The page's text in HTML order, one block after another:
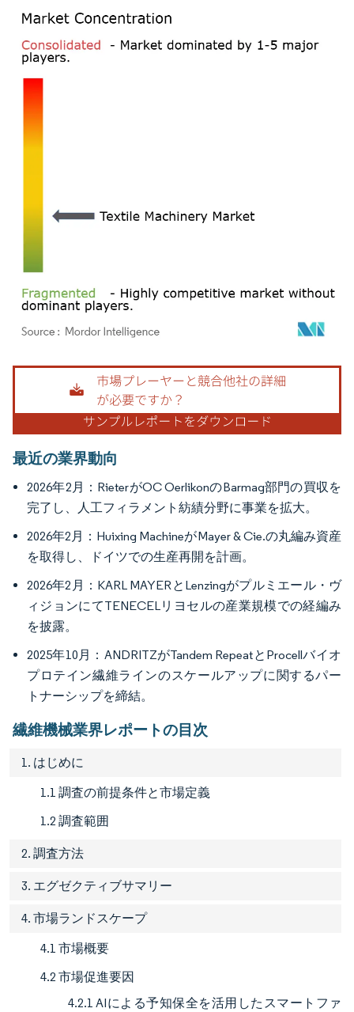
画像 © Mordor Intelligence。再利用にはCC BY 4.0の表示が必要です。
最近の業界動向
2026年2月：RieterがOC OerlikonのBarmag部門の買収を
完了し、人工フィラメント紡績分野に事業を拡大。
2026年2月：Huixing MachineがMayer & Cie.の丸編み資産
を取得し、ドイツでの生産再開を計画。
2026年2月：KARL MAYERとLenzingがプルミエール・ヴ
ィジョンにてTENECELリヨセルの産業規模での経編み
を披露。
2025年10月：ANDRITZがTandem RepeatとProcellバイオ
プロテイン繊維ラインのスケールアップに関するパー
トナーシップを締結。
繊維機械業界レポートの目次
1. はじめに
1.1 調査の前提条件と市場定義
1.2 調査範囲
2. 調査方法
3. エグゼクティブサマリー
4. 市場ランドスケープ
4.1 市場概要
4.2 市場促進要因
4.2.1 AIによる予知保全を活用したスマートファ